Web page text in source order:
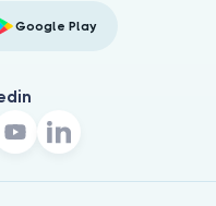
Google Play